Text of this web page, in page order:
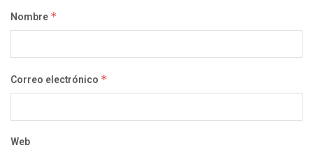
Nombre *
Correo electrónico *
Web